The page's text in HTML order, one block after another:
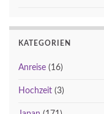
KATEGORIEN
Anreise (16)
Hochzeit (3)